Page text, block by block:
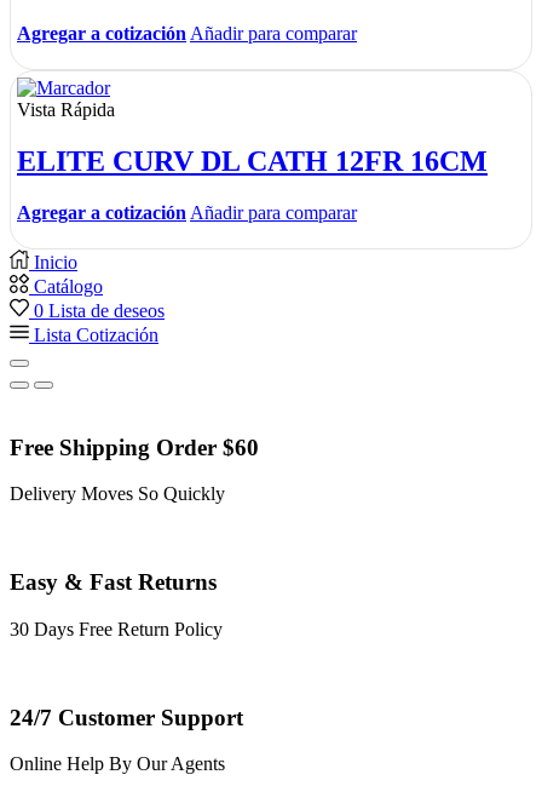
Agregar a cotización Añadir para comparar
Vista Rápida
ELITE CURV DL CATH 12FR 16CM
Agregar a cotización Añadir para comparar
Inicio
Catálogo
0 Lista de deseos
Lista Cotización
Free Shipping Order $60
Delivery Moves So Quickly
Easy & Fast Returns
30 Days Free Return Policy
24/7 Customer Support
Online Help By Our Agents